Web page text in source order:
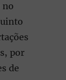
no
por
de